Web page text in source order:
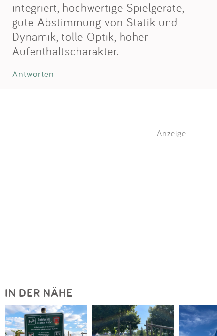
integriert, hochwertige Spielgeräte,
gute Abstimmung von Statik und
Dynamik, tolle Optik, hoher
Aufenthaltscharakter.
Antworten
Anzeige
IN DER NÄHE